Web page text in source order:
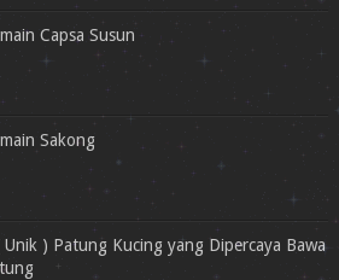
Capsa Susun
Sakong
Unik ) Patung Kucing yang Dipercaya Bawa